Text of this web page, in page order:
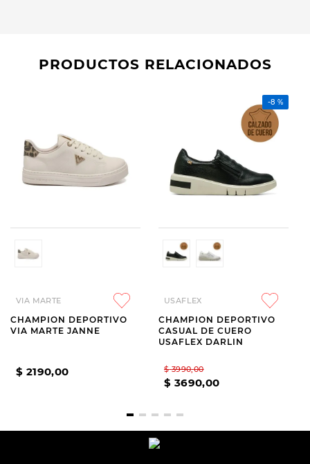
PRODUCTOS RELACIONADOS
VIA MARTE
CHAMPION DEPORTIVO
VIA MARTE JANNE
$ 2190,00
-8 %
USAFLEX
CHAMPION DEPORTIVO
CASUAL DE CUERO
USAFLEX DARLIN
$ 3990,00
$ 3690,00